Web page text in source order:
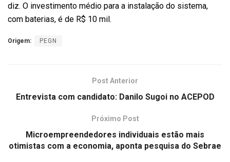
diz. O investimento médio para a instalação do sistema,
com baterias, é de R$ 10 mil.
Origem: PEGN
Post Anterior
Entrevista com candidato: Danilo Sugoi no ACEPOD
Próximo Post
Microempreendedores individuais estão mais
otimistas com a economia, aponta pesquisa do Sebrae